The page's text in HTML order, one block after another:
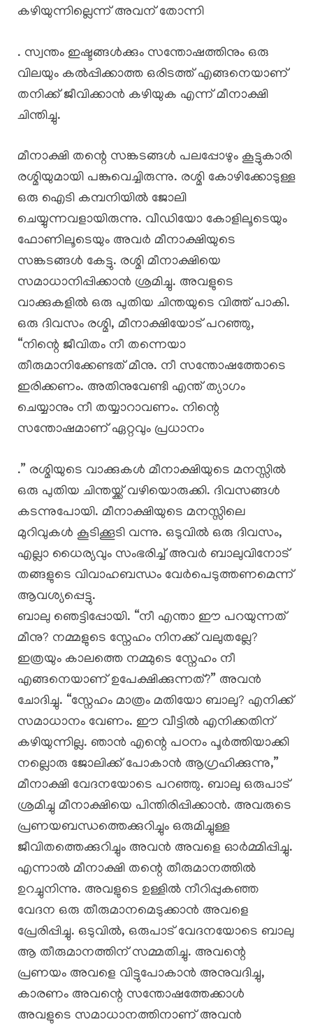
കഴിയുന്നില്ലെന്ന് അവന് തോന്നി
. സ്വന്തം ഇഷ്ടങ്ങൾക്കും സന്തോഷത്തിനും ഒരു
വിലയും കൽപ്പിക്കാത്ത ഒരിടത്ത് എങ്ങനെയാണ്
തനിക്ക് ജീവിക്കാൻ കഴിയുക എന്ന് മീനാക്ഷി
ചിന്തിച്ചു.
മീനാക്ഷി തന്റെ സങ്കടങ്ങൾ പലപ്പോഴും കൂട്ടുകാരി
രശ്മിയുമായി പങ്കുവെച്ചിരുന്നു. രശ്മി കോഴിക്കോടുള്ള
ഒരു ഐടി കമ്പനിയിൽ ജോലി
ചെയ്യുന്നവളായിരുന്നു. വീഡിയോ കോളിലൂടെയും
ഫോണിലൂടെയും അവർ മീനാക്ഷിയുടെ
സങ്കടങ്ങൾ കേട്ടു. രശ്മി മീനാക്ഷിയെ
സമാധാനിപ്പിക്കാൻ ശ്രമിച്ചു. അവളുടെ
വാക്കുകളിൽ ഒരു പുതിയ ചിന്തയുടെ വിത്ത് പാകി.
ഒരു ദിവസം രശ്മി, മീനാക്ഷിയോട് പറഞ്ഞു,
“നിന്റെ ജീവിതം നീ തന്നെയാ
തീരുമാനിക്കേണ്ടത് മീനു. നീ സന്തോഷത്തോടെ
ഇരിക്കണം. അതിനുവേണ്ടി എന്ത് ത്യാഗം
ചെയ്യാനും നീ തയ്യാറാവണം. നിന്റെ
സന്തോഷമാണ് ഏറ്റവും പ്രധാനം
.” രശ്മിയുടെ വാക്കുകൾ മീനാക്ഷിയുടെ മനസ്സിൽ
ഒരു പുതിയ ചിന്തയ്ക്ക് വഴിയൊരുക്കി. ദിവസങ്ങൾ
കടന്നുപോയി. മീനാക്ഷിയുടെ മനസ്സിലെ
മുറിവുകൾ കൂടിക്കൂടി വന്നു. ഒടുവിൽ ഒരു ദിവസം,
എല്ലാ ധൈര്യവും സംഭരിച്ച് അവർ ബാലുവിനോട്
തങ്ങളുടെ വിവാഹബന്ധം വേർപെടുത്തണമെന്ന്
ആവശ്യപ്പെട്ടു.
ബാലു ഞെട്ടിപ്പോയി. “നീ എന്താ ഈ പറയുന്നത്
മീനു? നമ്മളുടെ സ്നേഹം നിനക്ക് വലുതല്ലേ?
ഇത്രയും കാലത്തെ നമ്മുടെ സ്നേഹം നീ
എങ്ങനെയാണ് ഉപേക്ഷിക്കുന്നത്?” അവൻ
ചോദിച്ചു. “സ്നേഹം മാത്രം മതിയോ ബാലു? എനിക്ക്
സമാധാനം വേണം. ഈ വീട്ടിൽ എനിക്കതിന്
കഴിയുന്നില്ല. ഞാൻ എന്റെ പഠനം പൂർത്തിയാക്കി
നല്ലൊരു ജോലിക്ക് പോകാൻ ആഗ്രഹിക്കുന്നു,”
മീനാക്ഷി വേദനയോടെ പറഞ്ഞു. ബാലു ഒരുപാട്
ശ്രമിച്ചു മീനാക്ഷിയെ പിന്തിരിപ്പിക്കാൻ. അവരുടെ
പ്രണയബന്ധത്തെക്കുറിച്ചും ഒരുമിച്ചുള്ള
ജീവിതത്തെക്കുറിച്ചും അവൻ അവളെ ഓർമ്മിപ്പിച്ചു.
എന്നാൽ മീനാക്ഷി തന്റെ തീരുമാനത്തിൽ
ഉറച്ചുനിന്നു. അവളുടെ ഉള്ളിൽ നീറിപ്പുകഞ്ഞ
വേദന ഒരു തീരുമാനമെടുക്കാൻ അവളെ
പ്രേരിപ്പിച്ചു. ഒടുവിൽ, ഒരുപാട് വേദനയോടെ ബാലു
ആ തീരുമാനത്തിന് സമ്മതിച്ചു. അവന്റെ
പ്രണയം അവളെ വിട്ടുപോകാൻ അനുവദിച്ചു,
കാരണം അവന്റെ സന്തോഷത്തേക്കാൾ
അവളുടെ സമാധാനത്തിനാണ് അവൻ